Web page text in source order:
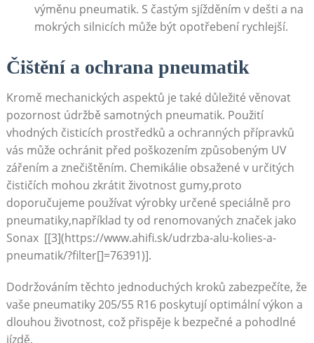
výměnu pneumatik. S ​častým sjížděním v dešti a na
mokrých silnicích může ⁤být opotřebení rychlejší.
Čištění ⁣a ochrana pneumatik
Kromě mechanických aspektů je také důležité věnovat
pozornost údržbě‌ samotných pneumatik. Použití
vhodných čisticích prostředků a ochranných přípravků
vás může ochránit před poškozením způsobeným ⁣UV
zářením a znečištěním. Chemikálie obsažené⁢ v určitých
čističích mohou zkrátit životnost gumy,proto
doporučujeme používat výrobky určené speciálně pro
pneumatiky,například ty od renomovaných‌ značek jako
⁢Sonax ⁤ [[3](https://www.ahifi.sk/udrzba-alu-kolies-a-
pneumatik/?filter[]=76391)].
Dodržováním těchto‍ jednoduchých kroků zabezpečíte, že
vaše‌ pneumatiky ⁢205/55 R16 poskytují optimální výkon a
dlouhou životnost, což přispěje k bezpečné a pohodlné
jízdě.